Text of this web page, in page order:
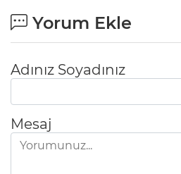
Yorum Ekle
Adınız Soyadınız
Mesaj